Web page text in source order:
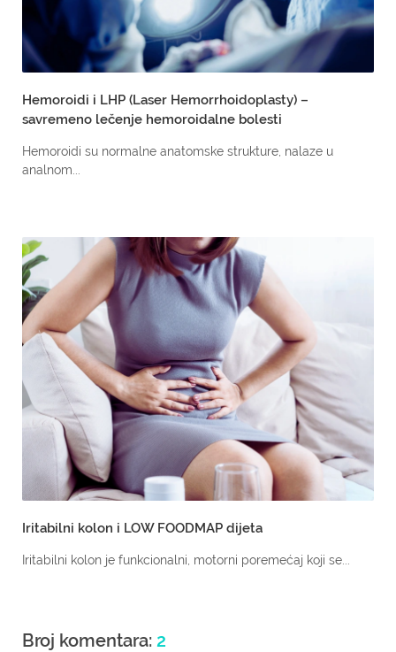
Hemoroidi i LHP (Laser Hemorrhoidoplasty) –
savremeno lečenje hemoroidalne bolesti
Hemoroidi su normalne anatomske strukture, nalaze u
analnom...
Iritabilni kolon i LOW FOODMAP dijeta
Iritabilni kolon je funkcionalni, motorni poremećaj koji se...
Broj komentara: 2